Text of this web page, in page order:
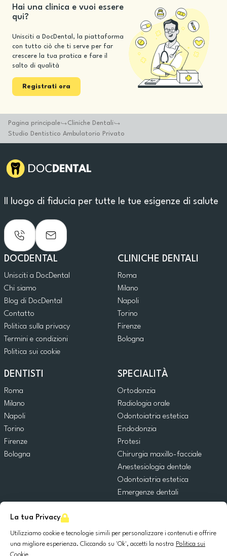
La tua Privacy
Utilizziamo cookie e tecnologie simili per personalizzare i contenuti e offrire
una migliore esperienza. Cliccando su 'Ok', accetti la nostra Politica sui
Hai una clinica e vuoi essere
qui?
Unisciti a DocDental, la piattaforma
con tutto ciò che ti serve per far
crescere la tua pratica e fare il
salto di qualità
Registrati ora
Pagina principale
Cliniche Dentali
Studio Dentistico Ambulatorio Privato
Il luogo di fiducia per tutte le tue esigenze di salute
DOCDENTAL
Unisciti a DocDental
Chi siamo
Blog di DocDental
Contatto
Politica sulla privacy
Termini e condizioni
Politica sui cookie
CLINICHE DENTALI
Roma
Milano
Napoli
Torino
Firenze
Bologna
DENTISTI
Roma
Milano
Napoli
Torino
Firenze
Bologna
SPECIALITÀ
Ortodonzia
Radiologia orale
Odontoiatria estetica
Endodonzia
Protesi
Chirurgia maxillo-facciale
Anestesiologia dentale
Odontoiatria estetica
Emergenze dentali
Chirurgia orale
Implantologia dentale